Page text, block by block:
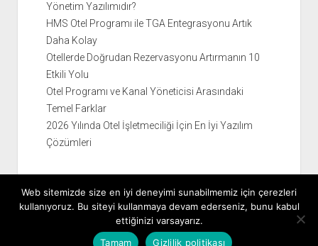
Yönetim Yazılımıdır?
HMS Otel Programı ile TGA Entegrasyonu Artık
Daha Kolay
Otellerde Doğrudan Rezervasyonu Artırmanın 10
Etkili Yolu
Otel Programı ve Kanal Yöneticisi Arasındaki
Temel Farklar
2026 Yılında Otel İşletmeciliği İçin En İyi Yazılım
Çözümleri
Web sitemizde size en iyi deneyimi sunabilmemiz için çerezleri
kullanıyoruz. Bu siteyi kullanmaya devam ederseniz, bunu kabul
ettiğinizi varsayarız.
Tamam
Gizlilik politikası